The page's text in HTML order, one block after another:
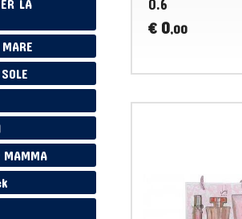
0.6
€ 0,00
LA
MAMMA